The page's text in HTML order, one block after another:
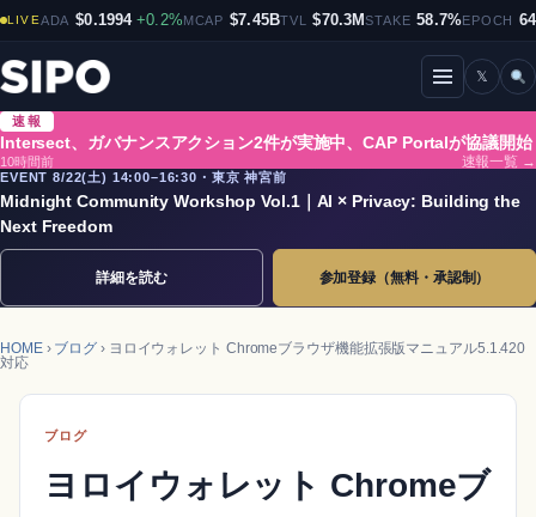
LIVEADA $0.1994 +0.2%MCAP $7.45BTVL $70.3MSTAKE 58.7%EPOCH
メニューを開閉
𝕏
速報
Intersect、ガバナンスアクション2件が実施中、CAP Portalが協議開始
10時間前
速報一覧 →
EVENT 8/22(土) 14:00–16:30・東京 神宮前
Midnight Community Workshop Vol.1｜AI × Privacy: Building the
Next Freedom
詳細を読む 参加登録（無料・承認制）
HOME› ブログ › ヨロイウォレット Chromeブラウザ機能拡張版マニュアル5.1.420
対応
ブログ
ヨロイウォレット Chromeブ